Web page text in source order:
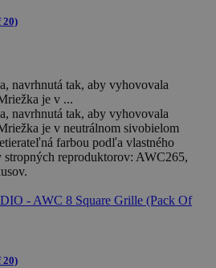
20)
navrhnutá tak, aby vyhovovala
je v ...
navrhnutá tak, aby vyhovovala
je v neutrálnom sivobielom
farbou podľa vlastného
stropných reproduktorov: AWC265,
20)